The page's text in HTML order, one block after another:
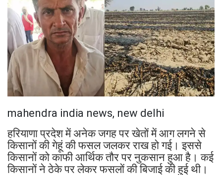
mahendra india news, new delhi
हरियाणा प्रदेश में अनेक जगह पर खेतों में आग लगने से
किसानों की गेहूं की फसल जलकर राख हो गई। इससे
किसानों को काफी आर्थिक तौर पर नुकसान हुआ है। कई
किसानों ने ठेके पर लेकर फसलों की बिजाई की हुई थी।